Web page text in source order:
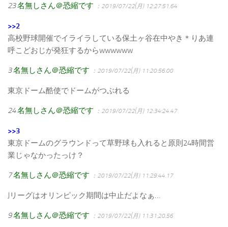
23名無しさん＠恐縮です ：2019/07/22(月) 12:27:51.64
>>2
高校野球開催でイライラしている保土ヶ谷在中やき＊りあ連
呼こどおじが発狂するからwwwwww
3名無しさん＠恐縮です ：2019/07/22(月) 11:20:56.00
東京ドーム酷使でドームがつぶれる
24名無しさん＠恐縮です ：2019/07/22(月) 12:34:24.47
>>3
東京ドームのグラウンドって草野球も入れると原則24時間営
業じゃなかったっけ？
7名無しさん＠恐縮です ：2019/07/22(月) 11:29:44.17
Jリーグはオリンピック期間は中止だよなぁ…
9名無しさん＠恐縮です ：2019/07/22(月) 11:31:20.56